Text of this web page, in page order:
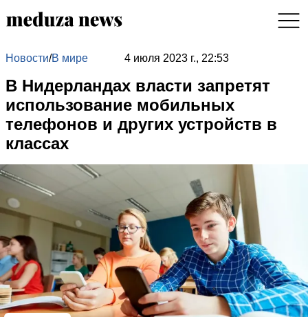
Новости/В мире 4 июля 2023 г., 22:53
В Нидерландах власти запретят
использование мобильных
телефонов и других устройств в
классах